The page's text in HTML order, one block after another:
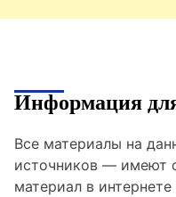
Информация
Все материалы на
источников — имеют
материал в